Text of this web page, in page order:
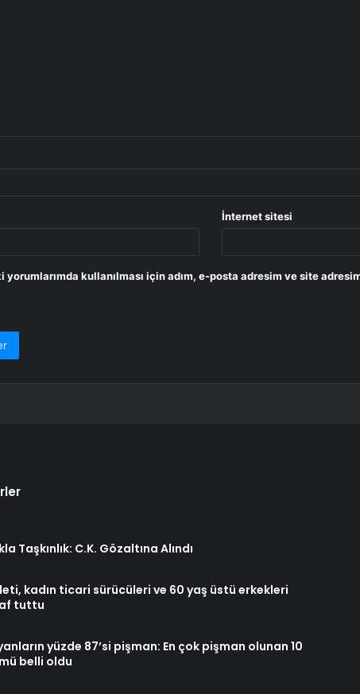
İnternet sitesi
yorumlarımda kullanılması için adım, e-posta adresim ve site
Taşkınlık: C.K. Gözaltına Alındı
kadın ticari sürücüleri ve 60 yaş üstü erkekleri
tuttu
yüzde 87’si pişman: En çok pişman olunan 10
belli oldu